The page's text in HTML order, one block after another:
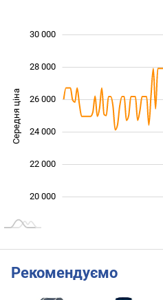
Середня ціна
20 000
22 000
24 000
26 000
28 000
30 000
Рекомендуємо